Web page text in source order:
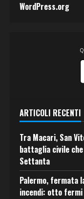
WordPress.org
ARTICOLI RECENTI
Tra Macari, San
battaglia civile
Settanta
Palermo, fermata
incendi: otto fermi